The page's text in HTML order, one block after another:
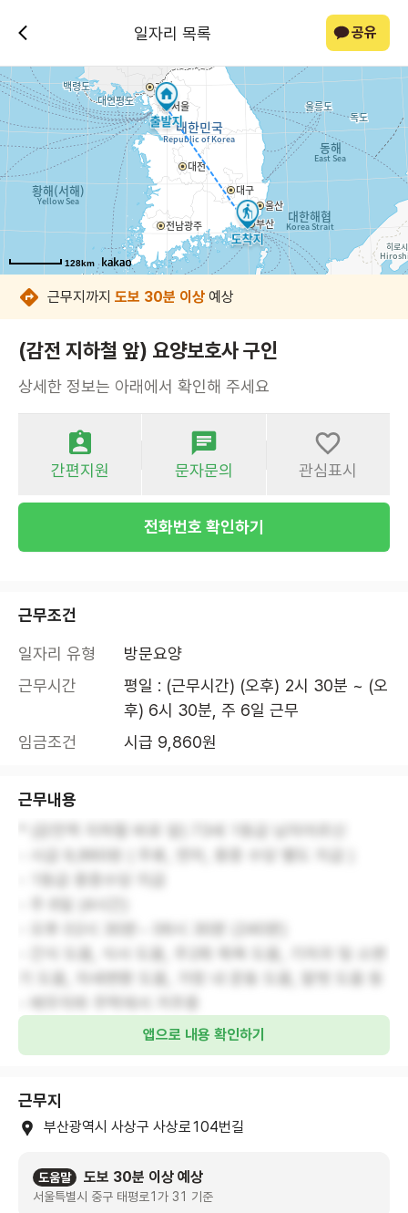
일자리 목록 공유
128km
128km
128km
128km
128km
128km
128km
128km
근무지까지 도보 30분 이상 예상
(감전 지하철 앞) 요양보호사 구인
상세한 정보는 아래에서 확인해 주세요
간편지원 문자문의 관심표시
전화번호 확인하기
근무조건
일자리 유형
방문요양
근무시간
평일 : (근무시간) (오후) 2시 30분 ~ (오
후) 6시 30분, 주 6일 근무
임금조건
시급 9,860원
근무내용
앱으로 내용 확인하기
근무지
부산광역시 사상구 사상로104번길
도움말 도보 30분 이상 예상
서울특별시 중구 태평로1가 31 기준